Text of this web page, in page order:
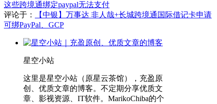
这些跨境通绑定paypal无法支付
评论于：
【中银】万事达 非人哉+长城跨境通国际借记卡申请
可绑PayPal、GCP
星空小站
这里是星空小站（原星云茶馆），充盈原
创、优质文章的博客。不定期分享优质文
章、影视资源、IT软件。MarikoChiba的个